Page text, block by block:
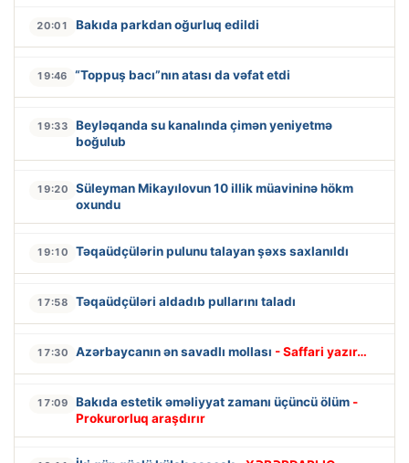
20:01 Bakıda parkdan oğurluq edildi
19:46 “Toppuş bacı”nın atası da vəfat etdi
19:33
Beyləqanda su kanalında çimən yeniyetmə
boğulub
19:20
Süleyman Mikayılovun 10 illik müavininə hökm
oxundu
19:10 Təqaüdçülərin pulunu talayan şəxs saxlanıldı
17:58 Təqaüdçüləri aldadıb pullarını taladı
17:30 Azərbaycanın ən savadlı mollası - Saffari yazır…
17:09 Bakıda estetik əməliyyat zamanı üçüncü ölüm -
Prokurorluq araşdırır